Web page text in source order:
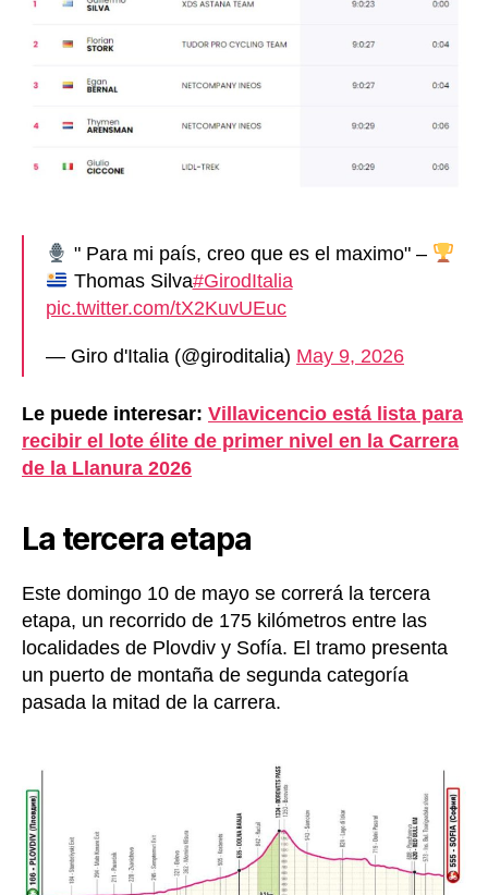
" Para mi país, creo que es el maximo" –
Thomas Silva#GirodItalia
pic.twitter.com/tX2KuvUEuc
— Giro d'Italia (@giroditalia) May 9, 2026
Le puede interesar: Villavicencio está lista para
recibir el lote élite de primer nivel en la Carrera
de la Llanura 2026
La tercera etapa
Este domingo 10 de mayo se correrá la tercera
etapa, un recorrido de 175 kilómetros entre las
localidades de Plovdiv y Sofía. El tramo presenta
un puerto de montaña de segunda categoría
pasada la mitad de la carrera.